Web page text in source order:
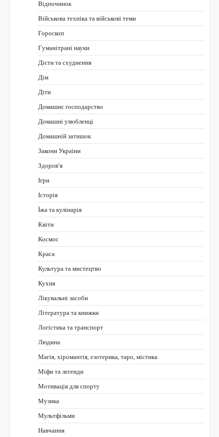
Відпочинок
Військова техніка та військові теми
Гороскоп
Гуманітрані науки
Дієти та схуднення
Дім
Діти
Домашнє господарство
Домашні улюбленці
Домашній затишок
Закони України
Здоров'я
Ігри
Історія
Їжа та кулінарія
Квіти
Космос
Краса
Культура та мистецтво
Кухня
Лікувальні засоби
Література та книжки
Логістика та транспорт
Людина
Магія, хіромантія, езотерика, таро, містика
Міфи та легенди
Мотивація для спорту
Музика
Мультфільми
Навчання